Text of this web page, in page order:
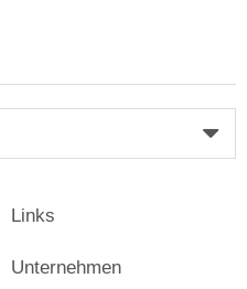
Links
Unternehmen